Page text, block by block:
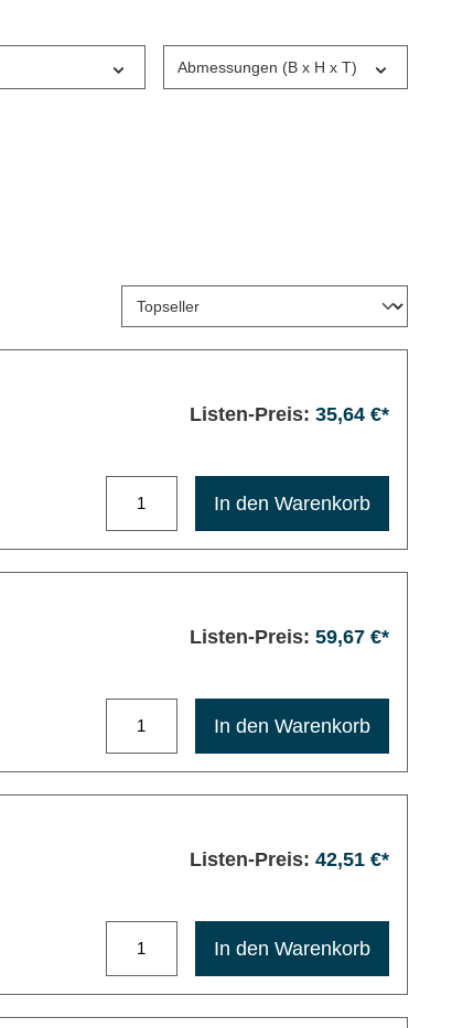
Abmessungen (B x H x T)
Listen-Preis: 35,64 €*
In den Warenkorb
Listen-Preis: 59,67 €*
In den Warenkorb
Listen-Preis: 42,51 €*
In den Warenkorb